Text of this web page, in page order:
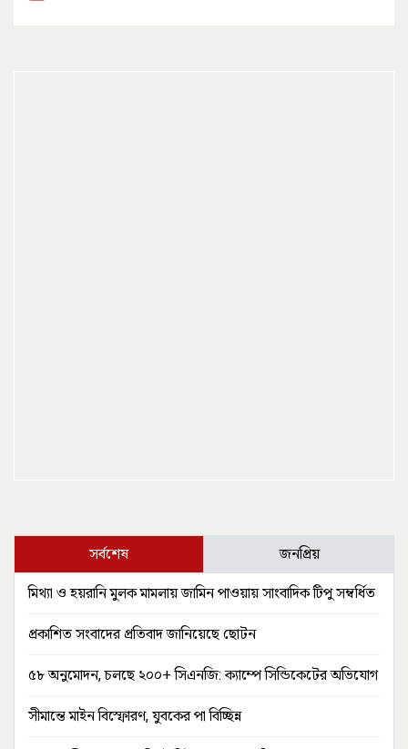
সর্বশেষ জনপ্রিয়
মিথ্যা ও হয়রানি মুলক মামলায় জামিন পাওয়ায় সাংবাদিক টিপু সম্বর্ধিত
প্রকাশিত সংবাদের প্রতিবাদ জানিয়েছে ছোটন
৫৮ অনুমোদন, চলছে ২০০+ সিএনজি: ক্যাম্পে সিন্ডিকেটের অভিযোগ
সীমান্তে মাইন বিস্ফোরণ, যুবকের পা বিচ্ছিন্ন